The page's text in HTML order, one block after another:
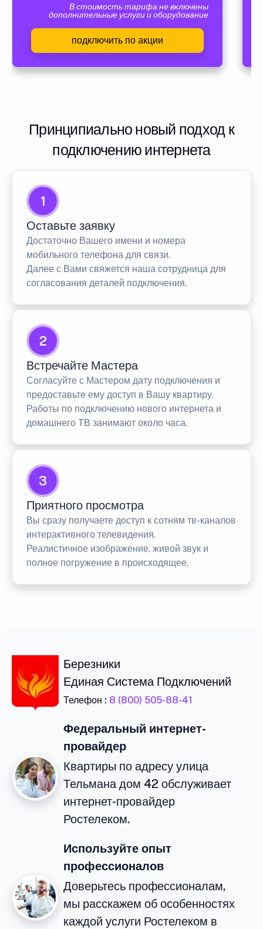
В стоимость тарифа не включены
дополнительные услуги и оборудование
подключить по акции
Принципиально новый подход к
подключению интернета
1
Оставьте заявку
Достаточно Вашего имени и номера
мобильного телефона для связи.
Далее с Вами свяжется наша сотрудница для
согласования деталей подключения.
2
Встречайте Мастера
Согласуйте с Мастером дату подключения и
предоставьте ему доступ в Вашу квартиру.
Работы по подключению нового интернета и
домашнего ТВ занимают около часа.
3
Приятного просмотра
Вы сразу получаете доступ к сотням тв-каналов
интерактивного телевидения.
Реалистичное изображение, живой звук и
полное погружение в происходящее.
Березники
Единая Система Подключений
Телефон : 8 (800) 505-88-41
Федеральный интернет-
провайдер
Квартиры по адресу улица
Тельмана дом 42 обслуживает
интернет-провайдер
Ростелеком.
Используйте опыт
профессионалов
Доверьтесь профессионалам,
мы расскажем об особенностях
каждой услуги Ростелеком в